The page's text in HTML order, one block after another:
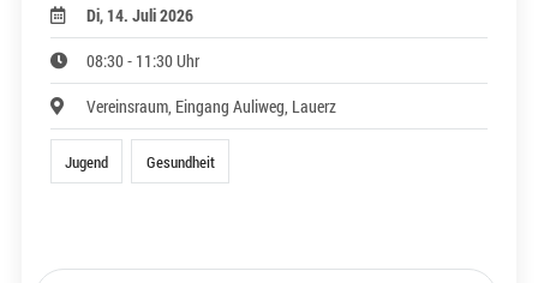
Di, 14. Juli 2026
08:30 - 11:30 Uhr
Vereinsraum, Eingang Auliweg, Lauerz
Jugend Gesundheit